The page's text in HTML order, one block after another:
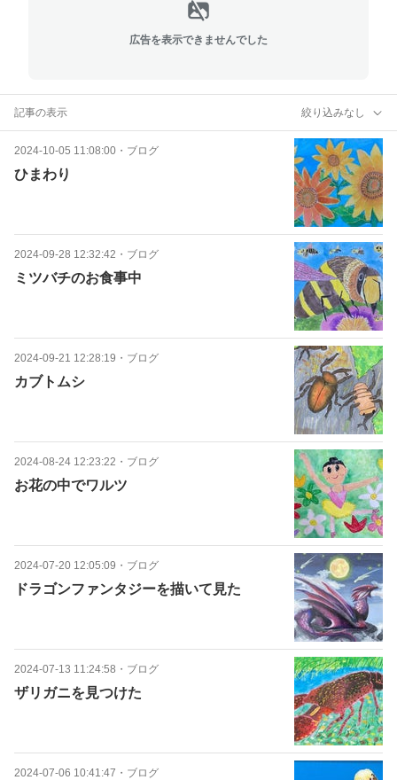
広告を表示できませんでした
記事の表示 絞り込みなし
2024-10-05 11:08:00 ・ ブログ
ひまわり
2024-09-28 12:32:42 ・ ブログ
ミツバチのお食事中
2024-09-21 12:28:19 ・ ブログ
カブトムシ
2024-08-24 12:23:22 ・ ブログ
お花の中でワルツ
2024-07-20 12:05:09 ・ ブログ
ドラゴンファンタジーを描いて見た
2024-07-13 11:24:58 ・ ブログ
ザリガニを見つけた
2024-07-06 10:41:47 ・ ブログ